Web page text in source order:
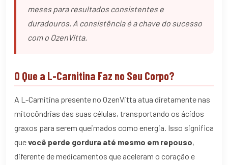
meses para resultados consistentes e
duradouros. A consistência é a chave do sucesso
com o OzenVitta.
O Que a L-Carnitina Faz no Seu Corpo?
A L-Carnitina presente no OzenVitta atua diretamente nas
mitocôndrias das suas células, transportando os ácidos
graxos para serem queimados como energia. Isso significa
quevocê perde gordura até mesmo em repouso,
diferente de medicamentos que aceleram o coração e